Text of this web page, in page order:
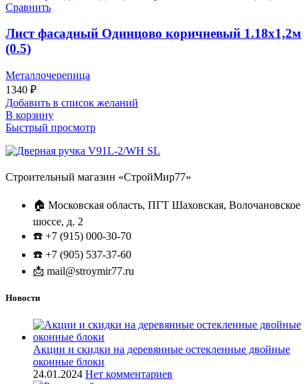
Сравнить
Лист фасадный Одинцово коричневый 1.18х1,2м
(0.5)
Металлочерепица
1340 ₽
Добавить в список желаний
В корзину
Быстрый просмотр
Строительный магазин «СтройМир77»
🏠 Московская область, ПГТ Шаховская, Волочановское
шоссе, д. 2
☎️ +7 (915) 000-30-70
☎️ +7 (905) 537-37-60
📩 mail@stroymir77.ru
Новости
Акции и скидки на деревянные остекленные двойные
оконные блоки
24.01.2024 Нет комментариев